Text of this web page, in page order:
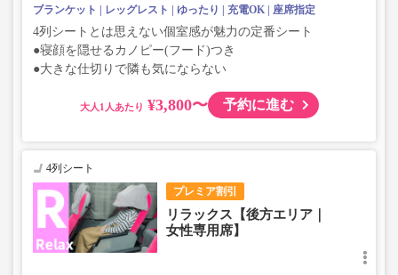
ブランケット レッグレスト ゆったり 充電OK 座席指定
4列シートとは思えない個室感が魅力の定番シート
●寝顔を隠せるカノピー(フード)つき
●大きな仕切りで隣も気にならない
大人 ¥3,800〜 予約に進む
プレミア割引
4列シート
リラックス【後方エリア｜
女性専用席】